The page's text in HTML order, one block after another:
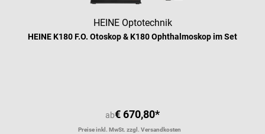
HEINE Optotechnik
HEINE K180 F.O. Otoskop & K180 Ophthalmoskop im Set
ab€ 670,80*
Preise inkl. MwSt. zzgl. Versandkosten